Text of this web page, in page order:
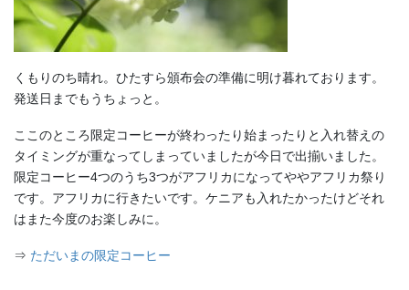
くもりのち晴れ。ひたすら頒布会の準備に明け暮れております。
発送日までもうちょっと。
ここのところ限定コーヒーが終わったり始まったりと入れ替えの
タイミングが重なってしまっていましたが今日で出揃いました。
限定コーヒー4つのうち3つがアフリカになってややアフリカ祭り
です。アフリカに行きたいです。ケニアも入れたかったけどそれ
はまた今度のお楽しみに。
⇒ ただいまの限定コーヒー